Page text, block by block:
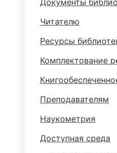
Документы
Читателю
Ресурсы
Комплектование
Преподавателям
Наукометрия
Доступная среда